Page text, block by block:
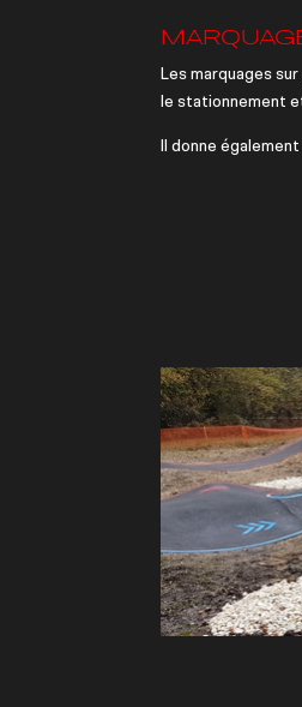
Les marquages
le stationnement
Il donne